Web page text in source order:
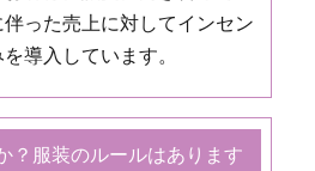
った売上に対してインセン
導入しています。
？服装のルールはあります